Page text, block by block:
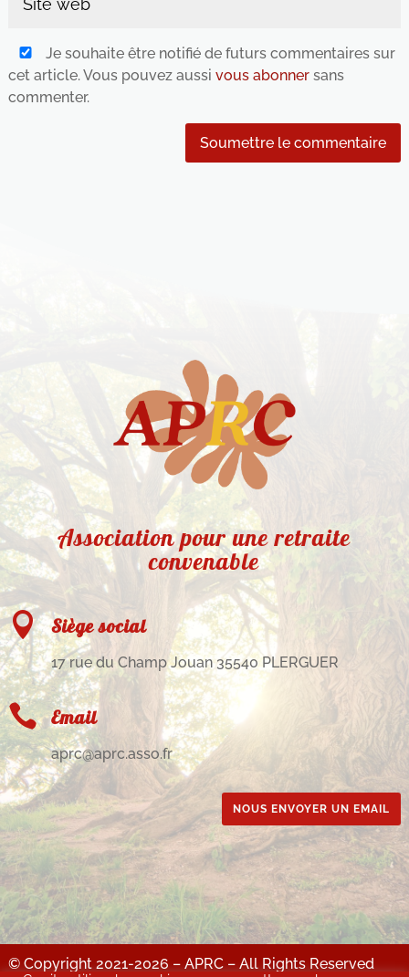
Je souhaite être notifié de futurs commentaires sur
cet article. Vous pouvez aussi vous abonnersans
commenter.
Soumettre le commentaire
Association pour une retraite
convenable
 Siège social
17 rue du Champ Jouan 35540 PLERGUER
 Email
aprc@aprc.asso.fr
NOUS ENVOYER UN EMAIL
© Copyright 2021-2026 – APRC – All Rights Reserved